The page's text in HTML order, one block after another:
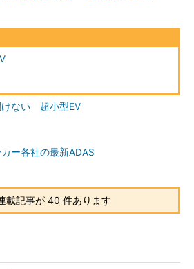
けない 超小型EV
ー各社の最新ADAS
載記事が 40 件あります